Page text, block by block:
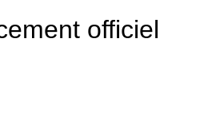
officiel